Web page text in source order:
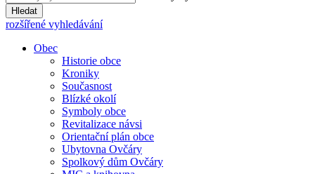
Hledat
rozšířené vyhledávání
Obec
Historie obce
Kroniky
Současnost
Blízké okolí
Symboly obce
Revitalizace návsi
Orientační plán obce
Ubytovna Ovčáry
Spolkový dům Ovčáry